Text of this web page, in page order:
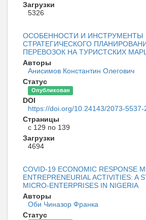
Загрузки
5326
ОСОБЕННОСТИ И ИНСТРУМЕНТЫ
СТРАТЕГИЧЕСКОГО
ПЕРЕВОЗОК НА ТУРИСТСКИХ
Авторы
Анисимов Константин Олегович
Статус
Опубликован
DOI
https://doi.org/10.24143/2073-
Страницы
с 129 по 139
Загрузки
4694
COVID-19 ECONOMIC RESPONSE
ENTREPRENEURIAL ACTIVITIES: A
MICRO-ENTERPRISES IN NIGERIA
Авторы
Оби Чиназор Франка
Статус